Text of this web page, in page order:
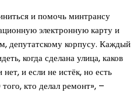
и помочь минтрансу
электронную карту и
депутатскому корпусу. Каждый
когда сделана улица, каков
и если не истёк, но есть
кто делал ремонт», –